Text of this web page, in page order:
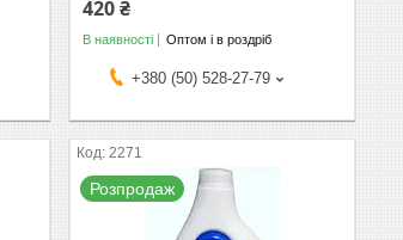
420 ₴
В наявності Оптом і в роздріб
+380 (50) 528-27-79
2271
Розпродаж